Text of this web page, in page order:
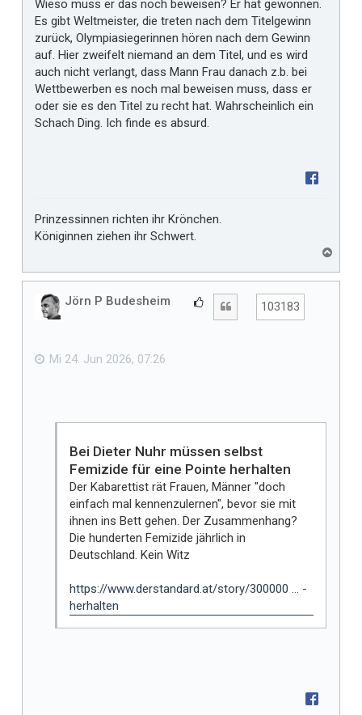
t
m
i
r
Wieso muss er das noch beweisen? Er hat gewonnen.
Es gibt Weltmeister, die treten nach dem Titelgewinn
zurück, Olympiasiegerinnen hören nach dem Gewinn
auf. Hier zweifelt niemand an dem Titel, und es wird
auch nicht verlangt, dass Mann Frau danach z.b. bei
Wettbewerben es noch mal beweisen muss, dass er
oder sie es den Titel zu recht hat. Wahrscheinlich ein
Schach Ding. Ich finde es absurd.
Prinzessinnen richten ihr Krönchen.
Königinnen ziehen ihr Schwert.
c
Jörn P Budesheim
m
103183
Mi 24. Jun 2026, 07:26
Bei Dieter Nuhr müssen selbst
Femizide für eine Pointe herhalten
Der Kabarettist rät Frauen, Männer "doch
einfach mal kennenzulernen", bevor sie mit
ihnen ins Bett gehen. Der Zusammenhang?
Die hunderten Femizide jährlich in
Deutschland. Kein Witz
https://www.derstandard.at/story/300000 ... -
herhalten